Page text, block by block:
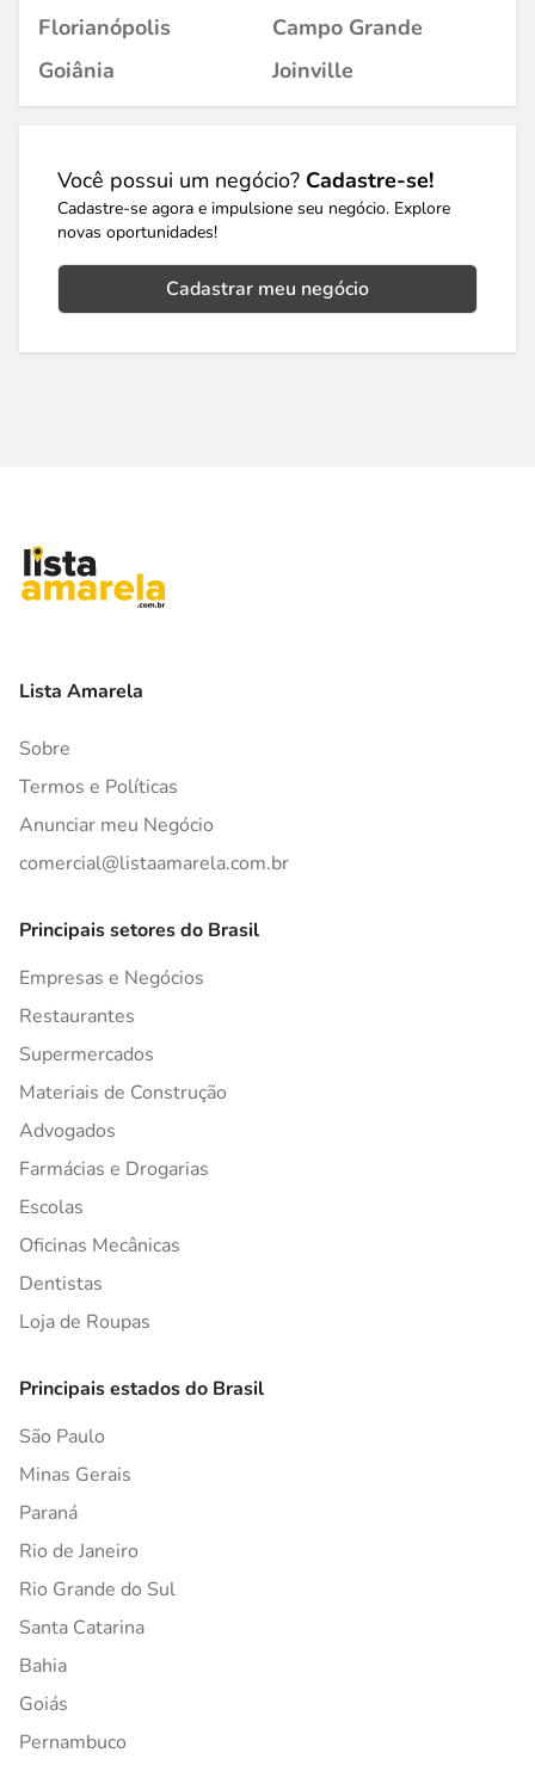
Florianópolis
Campo Grande
Goiânia
Joinville
Você possui um negócio? Cadastre-se!
Cadastre-se agora e impulsione seu negócio. Explore
novas oportunidades!
Cadastrar meu negócio
Lista Amarela
Sobre
Termos e Políticas
Anunciar meu Negócio
comercial@listaamarela.com.br
Principais setores do Brasil
Empresas e Negócios
Restaurantes
Supermercados
Materiais de Construção
Advogados
Farmácias e Drogarias
Escolas
Oficinas Mecânicas
Dentistas
Loja de Roupas
Principais estados do Brasil
São Paulo
Minas Gerais
Paraná
Rio de Janeiro
Rio Grande do Sul
Santa Catarina
Bahia
Goiás
Pernambuco